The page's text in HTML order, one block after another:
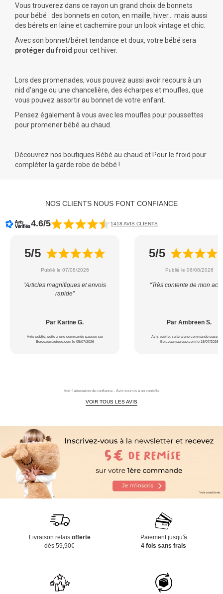
Vous trouverez dans ce rayon un grand choix de bonnets
pour bébé : des bonnets en coton, en maille, hiver... mais aussi
des bérets en laine et cachemire pour un look vintage et chic.
Avec son bonnet/béret tendance et doux, votre bébé sera
protéger du froid pour cet hiver.
Lors des promenades, vous pouvez aussi avoir recours à un
nid d'ange ou une chancelière, des écharpes etmoufles, que
vous pouvez assortir au bonnet de votre enfant.
Pensez également à vous avec les moufles pour poussettes
pour promener bébé au chaud.
Découvrez nos boutiques Bébé au chaud et Pour le froid pour
compléter la garde robe de bébé !
NOS CLIENTS NOUS FONT CONFIANCE
4.6/5 1418 AVIS CLIENTS
5/5
Publié le 07/08/2026
“Articles magnifiques et envois
rapide”
Par Karine G.
Avis publié, suite à une commande passée sur
Berceaumagique.com le 05/07/2026
5/5
Publié le 06/08/2026
“Très contente de mon
Par Ambreen S.
Avis publié, suite à une commande passée
Berceaumagique.com le 18/07/2026
Voir l'attestation de confiance - Avis soumis à un contrôle
VOIR TOUS LES AVIS
Livraison relais offerte
dès 59,90€
Paiement jusqu'à
4 fois sans frais